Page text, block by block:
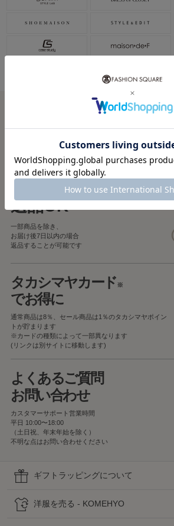
送料無料
全国一律715円
返品OK
一部商品を除き、
お届け後7日以内の場合
返品することが可能です
タカシマヤカード※
でお得に
通常商品は8％、セール商品は1％のタカシマヤポイン
トが貯まります
※カードの種類によって一部異なります
(リンクは別サイトに移動します)
よくあるご質問
お問い合わせ
カスタマーサポート営業時間
平日 10:00〜18:00
（土日祝、年末年始を除く）
不明な点はお問い合わせください
ギフトラッピングについて
洋服を売る - KOMEHYO